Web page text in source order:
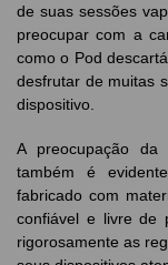
de suas sessões
preocupar com a
como o Pod
desfrutar de muitas
dispositivo.
A preocupação
também é
fabricado com
confiável e livre de
rigorosamente as